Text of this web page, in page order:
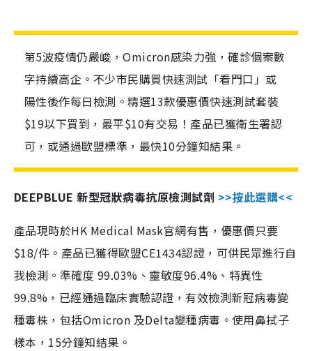
第5波疫情仍嚴峻，Omicron感染力強，確診個案數
字持續高企。不少市民購買快速測試「看門口」或
陽性後作每日檢測。精選13款優惠價快速測試套裝
$19以下買到，最平$10有交易！產品已獲衛生署認
可，或通過歐盟標準，最快10分鐘知結果。
DEEPBLUE 新型冠狀病毒抗原檢測試劑 >>按此選購<<
產品現時於HK Medical Mask官網有售，優惠價只要
$18/件。產品已獲得歐盟CE1434認證，可供民眾進行自
我檢測。準確度 99.03%、靈敏度96.4%、特異性
99.8%，已經通過臨床實驗認證，有效檢測新冠病毒變
種毒株，包括Omicron 及Delta變種病毒。使用鼻拭子
樣本，15分鐘知結果。